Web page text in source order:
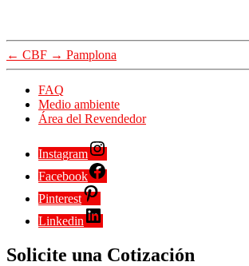
← CBF → Pamplona
FAQ
Medio ambiente
Área del Revendedor
Instagram
Facebook
Pinterest
Linkedin
Solicite una Cotización